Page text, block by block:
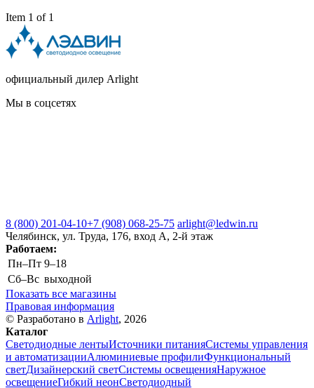
Item 1 of 1
официальный дилер Arlight
Мы в соцсетях
8 (800) 201-04-10+7 (908) 068-25-75 arlight@ledwin.ru
Челябинск, ул. Труда, 176, вход А, 2-й этаж
Работаем:
Пн–Пт 9–18
Сб–Вс выходной
Показать все магазины
Правовая информация
© Разработано в Arlight, 2026
Каталог
Светодиодные лентыИсточники питанияСистемы управления
и автоматизацииАлюминиевые профилиФункциональный
светДизайнерский светСистемы освещенияНаружное
освещениеГибкий неонСветодиодный